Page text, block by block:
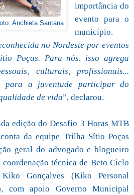
Anchieta Santana
importância do
evento para o
município.
no Nordeste por eventos
Poças. Para nós, isso agrega
culturais, profissionais...
para a juventude participar do
de vida”, declarou.
edição do Desafio 3 Horas MTB
da equipe Trilha Sítio Poças
geral do advogado e blogueiro
técnica de Beto Ciclo
Gonçalves (Kiko Personal
apoio Governo Municipal